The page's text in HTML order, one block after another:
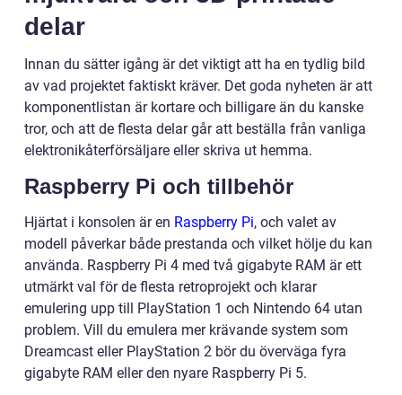
delar
Innan du sätter igång är det viktigt att ha en tydlig bild
av vad projektet faktiskt kräver. Det goda nyheten är att
komponentlistan är kortare och billigare än du kanske
tror, och att de flesta delar går att beställa från vanliga
elektronikåterförsäljare eller skriva ut hemma.
Raspberry Pi och tillbehör
Hjärtat i konsolen är en Raspberry Pi, och valet av
modell påverkar både prestanda och vilket hölje du kan
använda. Raspberry Pi 4 med två gigabyte RAM är ett
utmärkt val för de flesta retroprojekt och klarar
emulering upp till PlayStation 1 och Nintendo 64 utan
problem. Vill du emulera mer krävande system som
Dreamcast eller PlayStation 2 bör du överväga fyra
gigabyte RAM eller den nyare Raspberry Pi 5.